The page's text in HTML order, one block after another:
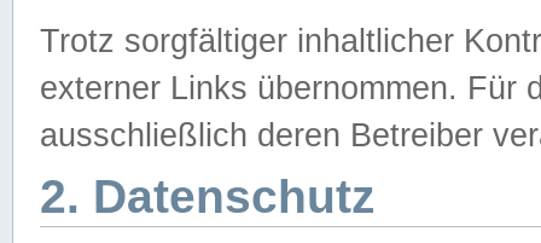
Trotz sorgfältiger inhaltlicher
externer Links übernommen. Für
ausschließlich deren Betreiber
2. Datenschutz